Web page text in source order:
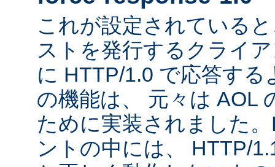
これが設定されている
ストを発行するクライ
に HTTP/1.0 で応答す
の機能は、 元々は AOL
ために実装されました
ントの中には、 HTTP/